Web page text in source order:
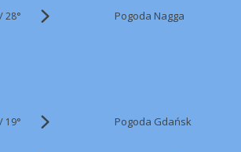
/28° Pogoda Nagga
/ 19° Pogoda Gdańsk